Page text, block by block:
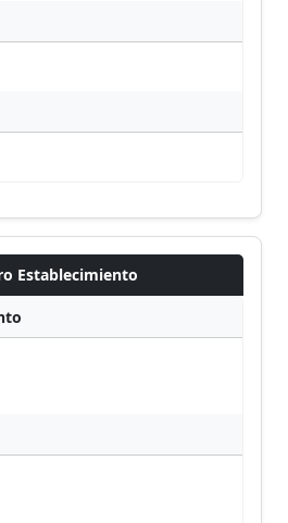
Establecimiento